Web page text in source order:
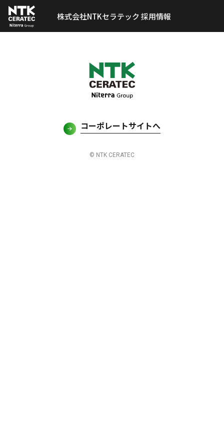
株式会社NTKセラテック 採用情報
コーポレートサイトへ
© NTK CERATEC